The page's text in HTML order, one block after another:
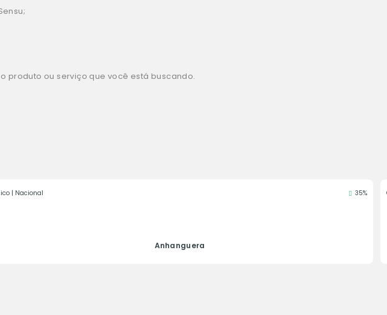
produto ou serviço que você está buscando.
| Nacional 35%
Anhanguera